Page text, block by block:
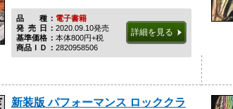
品種電子書籍
発売日 2020.09.10発売
基準価格
本体800円+税
商品ＩＤ
2820958506
詳細を見る
新装版 パフォーマンス ロッククラ